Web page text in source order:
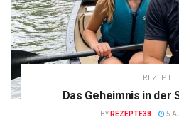
REZEPTE
Das Geheimnis in der
BY REZEPTE38 5